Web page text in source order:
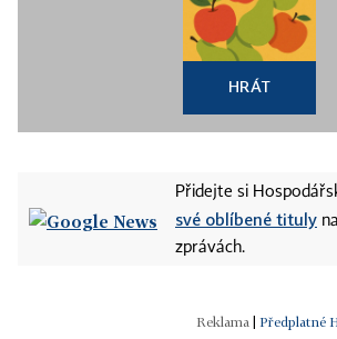
HRÁT
Přidejte si
své oblíbené tituly
zprávách.
Předplatné